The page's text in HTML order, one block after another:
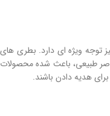
توجه ویژه ‌ای دارد. بطری‌ های
طبیعی، باعث شده محصولات
هدیه دادن باشند.